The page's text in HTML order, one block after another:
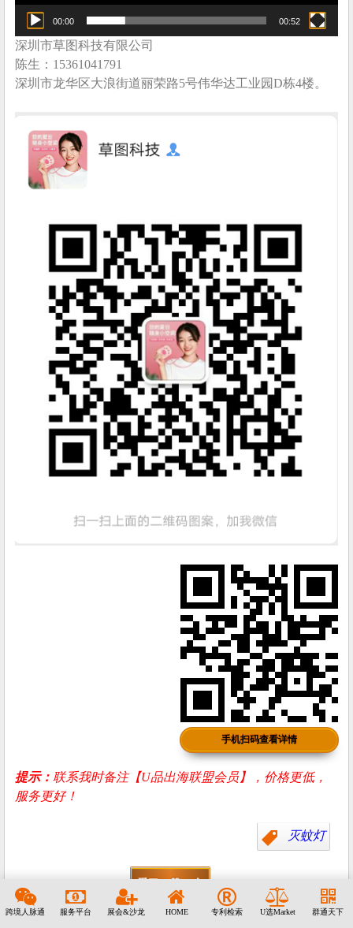
00:00 00:52
深圳市草图科技有限公司
陈生：15361041791
深圳市龙华区大浪街道丽荣路5号伟华达工业园D栋4楼。
手机扫码查看详情
提示：联系我时备注【U品出海联盟会员】，价格更低，
服务更好！
灭蚊灯
爱了，赞一个 15990赞 陈成
跨境人脉通 服务平台 展会&沙龙 HOME 专利检索 U选Market 群通天下